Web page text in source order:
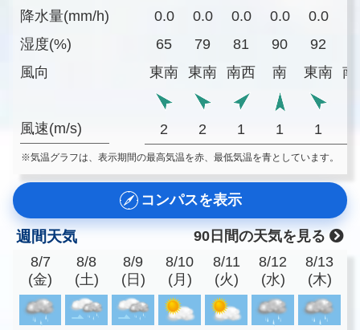
降水量(mm/h)
湿度(%)
風向
風速(m/s)
0.0 0.0 0.0 0.0 0.0
65
79 81 90 92
東南
東南 南西 南 東南 南
2 2 1 1 1
※気温グラフは、表示期間の最高気温を赤、最低気温を青としています。
コンパスを表示
週間天気
90日間の天気を見る
8/7
(金)
8/8
(土)
8/9
(日)
8/10
(月)
8/11
(火)
8/12
(水)
8/13
(木)